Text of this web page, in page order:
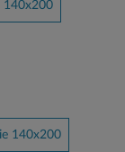
140x200
140x200